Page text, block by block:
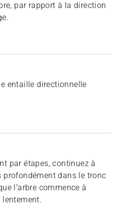
par rapport à la direction
entaille directionnelle
par étapes, continuez à
profondément dans le tronc
l’arbre commence à